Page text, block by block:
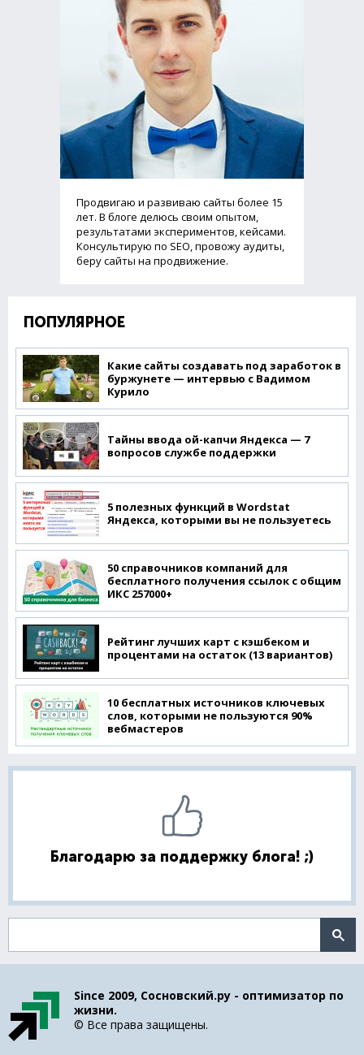
Продвигаю и развиваю сайты более 15
лет. В блоге делюсь своим опытом,
результатами экспериментов, кейсами.
Консультирую по SEO, провожу аудиты,
беру сайты на продвижение.
ПОПУЛЯРНОЕ
Какие сайты создавать под заработок в
буржунете — интервью с Вадимом
Курило
Тайны ввода ой-капчи Яндекса — 7
вопросов службе поддержки
5 полезных функций в Wordstat
Яндекса, которыми вы не пользуетесь
50 справочников компаний для
бесплатного получения ссылок с общим
ИКС 257000+
Рейтинг лучших карт с кэшбеком и
процентами на остаток (13 вариантов)
10 бесплатных источников ключевых
слов, которыми не пользуются 90%
вебмастеров
Благодарю за поддержку блога! ;)
Поиск по сайту
Since 2009, Сосновский.ру - оптимизатор по
жизни.
© Все права защищены.